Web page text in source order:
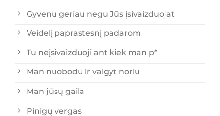
Gyvenu geriau negu Jūs įsivaizduojat
Veidelį paprastesnį padarom
Tu neįsivaizduoji ant kiek man p*
Man nuobodu ir valgyt noriu
Man jūsų gaila
Pinigų vergas